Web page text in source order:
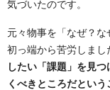
気づいたのです。
元々物事を「なぜ？
初っ端から苦労しまし
したい「課題」を見
くべきところだという